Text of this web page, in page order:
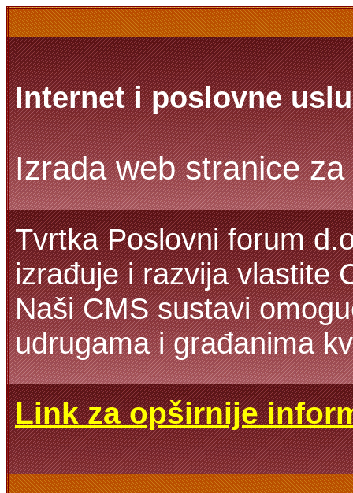
Internet i poslovne
Izrada web stranice
Tvrtka Poslovni forum
izrađuje i razvija vlastite
Naši CMS sustavi
udrugama i građanima
Link za opširnije